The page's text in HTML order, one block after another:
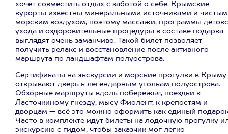
хочет совместить отдых с заботой о себе. Крымские
курорты известны минеральными источниками и чистым
морским воздухом, поэтому массажи, программы
ухода и оздоровительные процедуры в составе подарка
выглядят очень заманчиво. Такой билет позволяет
получить релакс и восстановление после активного
маршрута по ландшафтам полуострова.
Сертификаты на экскурсии и морские прогулки в Крыму
открывают дверь к легендарным уголкам полуострова.
Обзорные маршруты вдоль побережья, поездки к
Ласточкиному гнезду, мысу Фиолент, к крепостям и
дворцам — всё это можно оформить как единый
Часто в комплекте идут билеты на лодочную прогулку
экскурсию с гидом, чтобы заказчик мог легко